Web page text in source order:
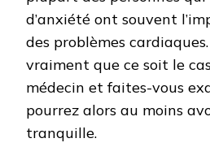
d’anxiété ont souvent
des problèmes
vraiment que ce soit le
médecin et faites-vous
pourrez alors au moins
tranquille.